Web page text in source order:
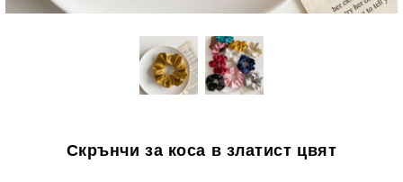
Скрънчи за коса в златист цвят